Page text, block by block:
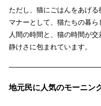
ただし、猫にごはんをあげ
マナーとして、猫たちの暮ら
人間の時間と、猫の時間が
静けさに包まれています。
地元民に人気のモーニン